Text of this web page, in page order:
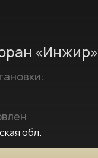
«Инжир»
обл.